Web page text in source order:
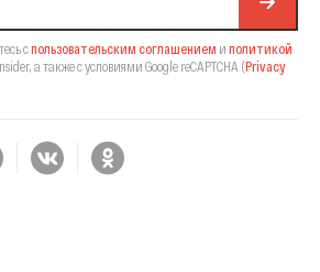
спользовательским соглашением и политикой
а также с условиями Google reCAPTCHA (Privacy